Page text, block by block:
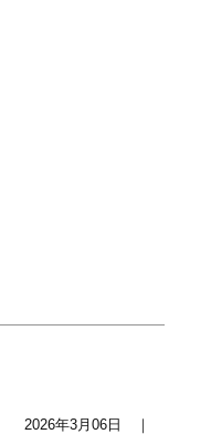
2026年3月06日 ｜